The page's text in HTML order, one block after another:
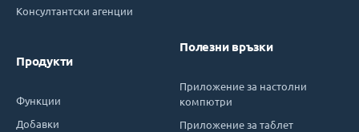
Консултантски агенции
Продукти
Функции
Добавки
Полезни връзки
Приложение за настолни
компютри
Приложение за таблет